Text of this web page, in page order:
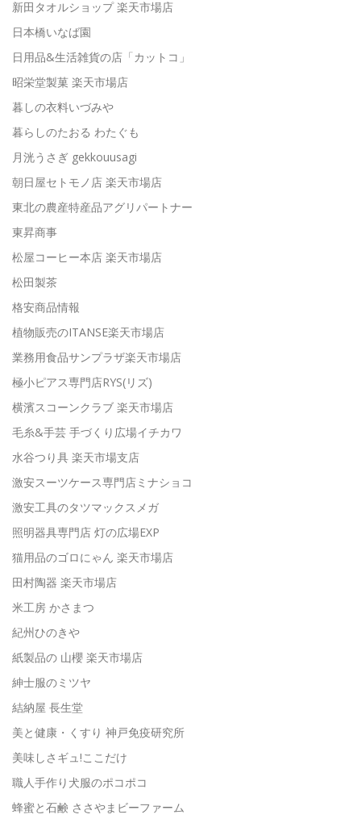
新田タオルショップ 楽天市場店
日本橋いなば園
日用品&生活雑貨の店「カットコ」
昭栄堂製菓 楽天市場店
暮しの衣料いづみや
暮らしのたおる わたぐも
月洸うさぎ gekkouusagi
朝日屋セトモノ店 楽天市場店
東北の農産特産品アグリパートナー
東昇商事
松屋コーヒー本店 楽天市場店
松田製茶
格安商品情報
植物販売のITANSE楽天市場店
業務用食品サンプラザ楽天市場店
極小ピアス専門店RYS(リズ)
横濱スコーンクラブ 楽天市場店
毛糸&手芸 手づくり広場イチカワ
水谷つり具 楽天市場支店
激安スーツケース専門店ミナショコ
激安工具のタツマックスメガ
照明器具専門店 灯の広場EXP
猫用品のゴロにゃん 楽天市場店
田村陶器 楽天市場店
米工房 かさまつ
紀州ひのきや
紙製品の 山櫻 楽天市場店
紳士服のミツヤ
結納屋 長生堂
美と健康・くすり 神戸免疫研究所
美味しさギュ!ここだけ
職人手作り犬服のポコポコ
蜂蜜と石鹸 ささやまビーファーム